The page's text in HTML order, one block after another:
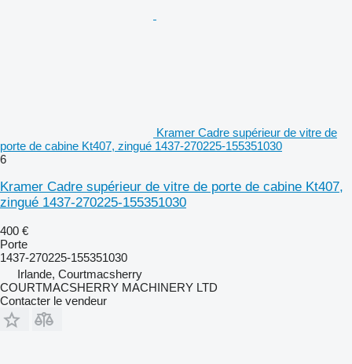
Kramer Cadre supérieur de vitre de
porte de cabine Kt407, zingué 1437-270225-155351030
6
Kramer Cadre supérieur de vitre de porte de cabine Kt407,
zingué 1437-270225-155351030
400 €
Porte
1437-270225-155351030
Irlande, Courtmacsherry
COURTMACSHERRY MACHINERY LTD
Contacter le vendeur